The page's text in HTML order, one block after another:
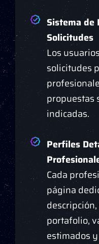
Sistema de
Solicitudes
Los
solicitudes
propuestas
indicadas.
Perfiles
Cada
página
portafolio,
estimados